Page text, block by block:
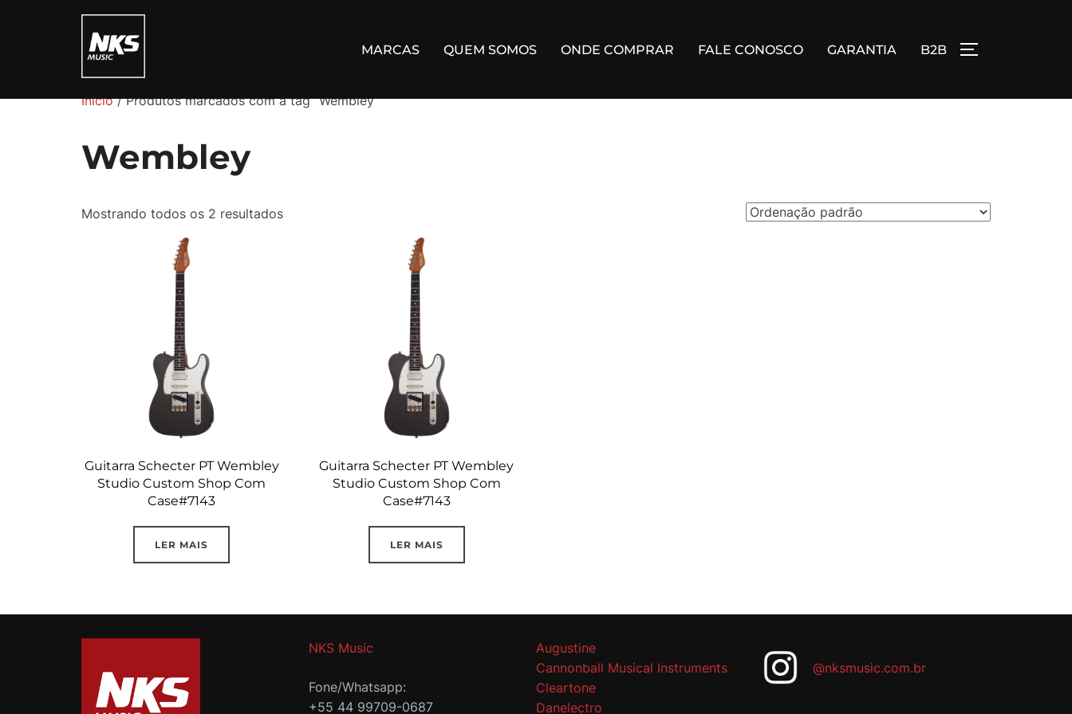
MARCAS QUEM SOMOS ONDE COMPRAR FALE CONOSCO GARANTIA B2B ALTERNAR
Início/ Produtos marcados com a tag “Wembley”
Wembley
Mostrando todos os 2 resultados
Guitarra Schecter PT Wembley
Studio Custom Shop Com
Case#7143
LER MAIS
Guitarra Schecter PT Wembley
Studio Custom Shop Com
Case#7143
LER MAIS
NKS Music
Fone/Whatsapp:
+55 44 99709-0687
Augustine
Cannonball Musical Instruments
Cleartone
Danelectro
@nksmusic.com.br